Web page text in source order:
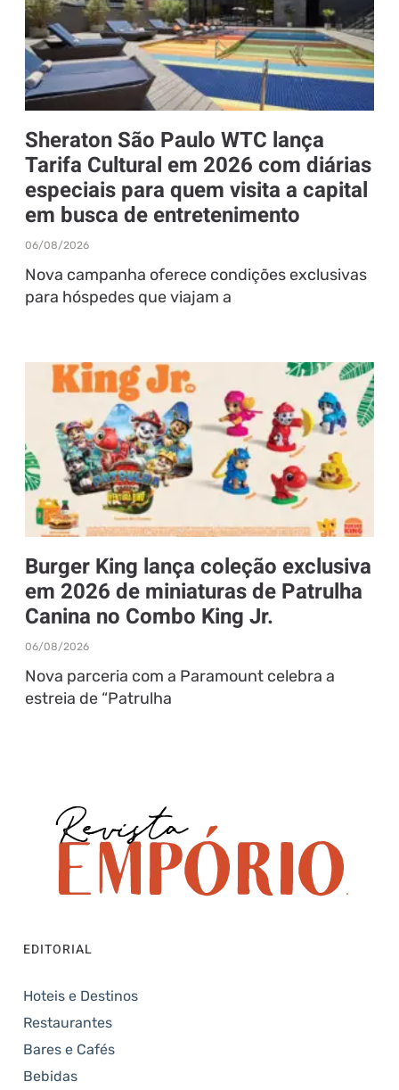
Sheraton São Paulo WTC lança
Tarifa Cultural em 2026 com diárias
especiais para quem visita a capital
em busca de entretenimento
06/08/2026
Nova campanha oferece condições exclusivas
para hóspedes que viajam a
Burger King lança coleção exclusiva
em 2026 de miniaturas de Patrulha
Canina no Combo King Jr.
06/08/2026
Nova parceria com a Paramount celebra a
estreia de “Patrulha
EDITORIAL
Hoteis e Destinos
Restaurantes
Bares e Cafés
Bebidas